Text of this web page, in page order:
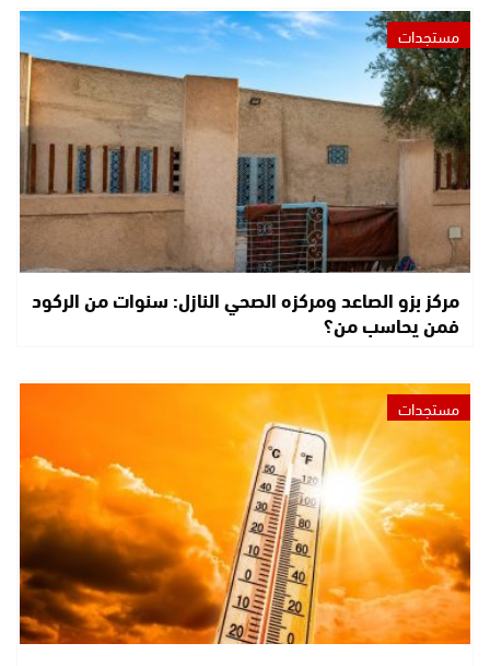
مستجدات
مركز بزو الصاعد ومركزه الصحي النازل: سنوات من الركود
فمن يحاسب من؟
مستجدات